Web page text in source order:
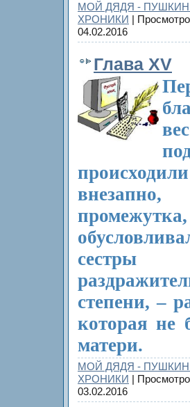
МОЙ ДЯДЯ -
ХРОНИКИ |
04.02.2016
Глава XV
степени, –
которая не
матери.
МОЙ ДЯДЯ -
ХРОНИКИ |
03.02.2016